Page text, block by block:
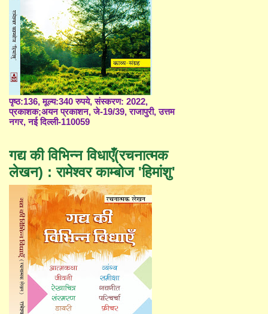
पृष्ठ:136, मूल्य:340 रुपये, संस्करण: 2022,
प्रकाशक;अयन प्रकाशन, जे-19/39, राजापुरी, उत्तम
नगर, नई दिल्ली-110059
गद्य की विभिन्न विधाएँ(रचनात्मक
लेखन) : रामेश्वर काम्बोज 'हिमांशु'